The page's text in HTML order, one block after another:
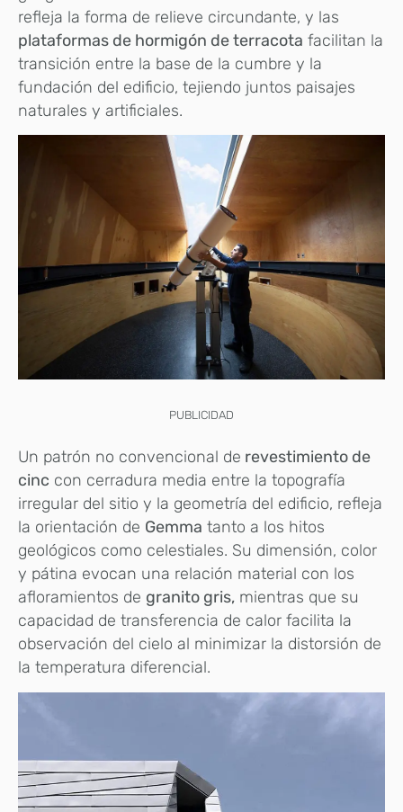
refleja la forma de relieve circundante, y las
plataformas de hormigón de terracota facilitan la
transición entre la base de la cumbre y la
fundación del edificio, tejiendo juntos paisajes
naturales y artificiales.
PUBLICIDAD
Un patrón no convencional de revestimiento de
cinc con cerradura media entre la topografía
irregular del sitio y la geometría del edificio, refleja
la orientación de Gemma tanto a los hitos
geológicos como celestiales. Su dimensión, color
y pátina evocan una relación material con los
afloramientos de granito gris, mientras que su
capacidad de transferencia de calor facilita la
observación del cielo al minimizar la distorsión de
la temperatura diferencial.